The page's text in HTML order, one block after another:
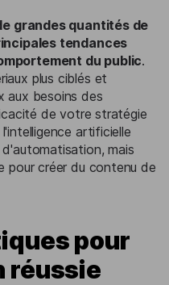
grandes quantités de
tendances
du public.
plus ciblés et
aux besoins des
de votre stratégie
artificielle
mais
pour créer du contenu de
pour
réussie